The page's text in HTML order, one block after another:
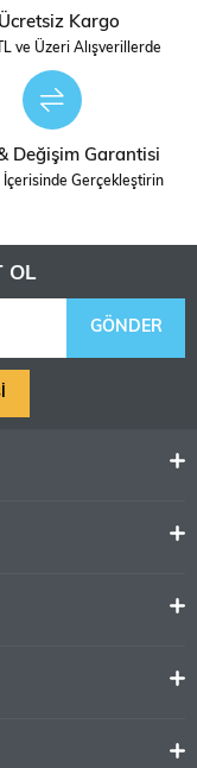
Ücretsiz Kargo
ve Üzeri Alışverillerde
Değişim Garantisi
İçerisinde Gerçekleştirin
OL
GÖNDER